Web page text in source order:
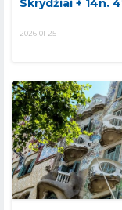
Skrydžiai + 14n.
2026-01-25